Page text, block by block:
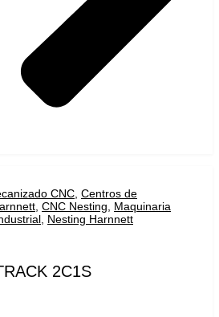
CNC Centros de
CNC Nesting
Maquinaria
Nesting Harnnett
2C1S